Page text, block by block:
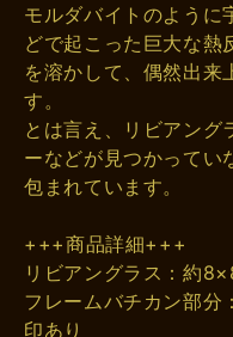
モルダバイトのように
どで起こった巨大な熱
を溶かして、偶然出来
す。
とは言え、リビアング
ーなどが見つかってい
包まれています。
+++商品詳細+++
リビアングラス：約
フレームバチカン部
印あり